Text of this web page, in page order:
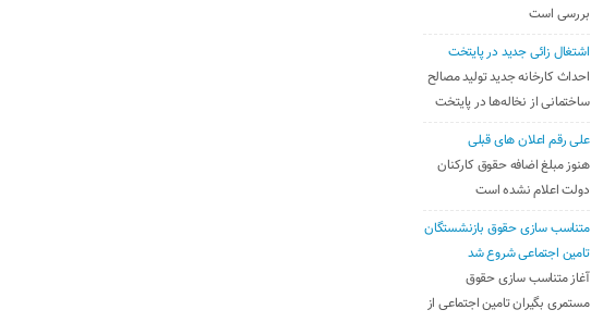
بررسی است
اشتغال زائی جدید در پایتخت
احداث کارخانه جدید تولید مصالح
ساختمانی از نخاله‌ها در پایتخت
علی رقم اعلان های قبلی
هنوز مبلغ اضافه حقوق کارکنان
دولت اعلام نشده است
متناسب سازی حقوق بازنشستگان
تامین اجتماعی شروع شد
آغاز متناسب سازی حقوق
مستمری بگیران تامین اجتماعی از